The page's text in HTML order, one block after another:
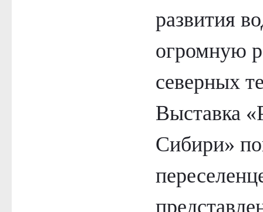
развития
огромную
северных
Выставка
Сибири»